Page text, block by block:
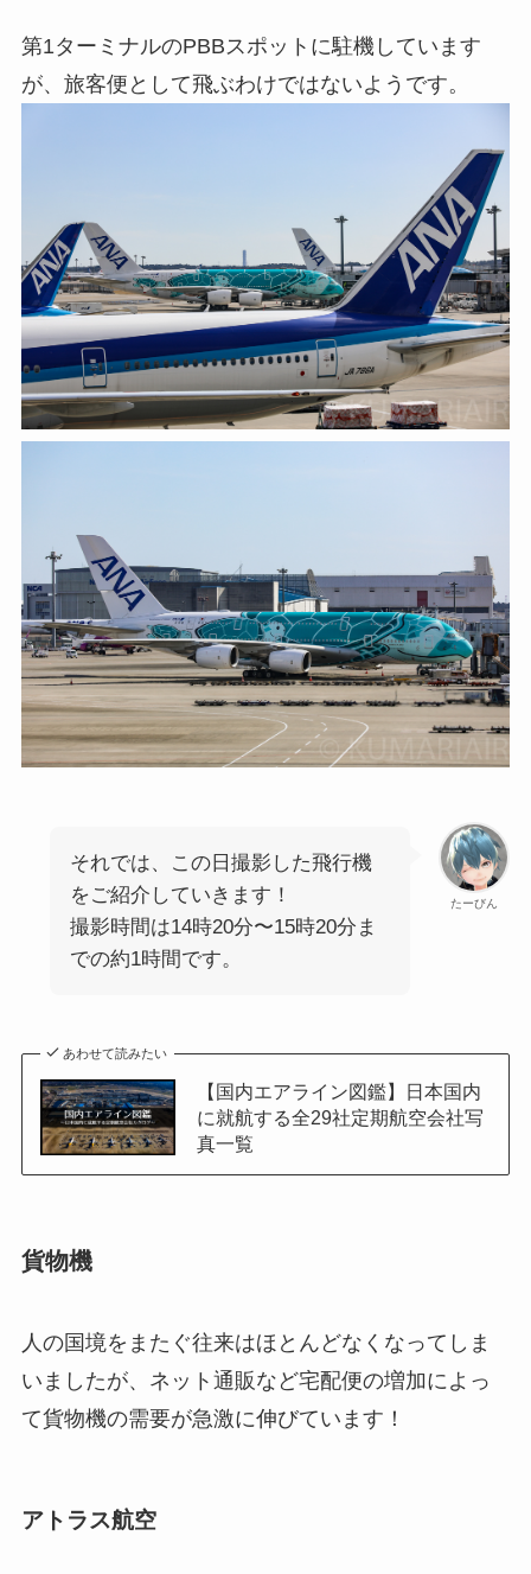
第1ターミナルのPBBスポットに駐機しています
が、旅客便として飛ぶわけではないようです。
たーびん
それでは、この日撮影した飛行機
をご紹介していきます！
撮影時間は14時20分〜15時20分ま
での約1時間です。
あわせて読みたい
【国内エアライン図鑑】日本国内
に就航する全29社定期航空会社写
真一覧
貨物機
人の国境をまたぐ往来はほとんどなくなってしま
いましたが、ネット通販など宅配便の増加によっ
て貨物機の需要が急激に伸びています！
アトラス航空